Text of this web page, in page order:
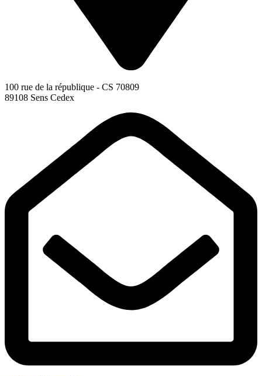
100 rue de la république - CS 70809
89108 Sens Cedex